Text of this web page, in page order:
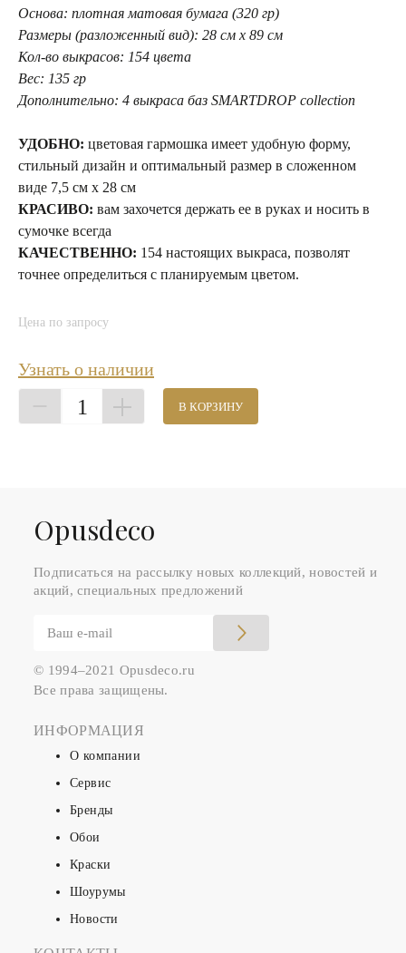
Основа: плотная матовая бумага (320 гр)
Размеры (разложенный вид): 28 см х 89 см
Кол-во выкрасов: 154 цвета
Вес: 135 гр
Дополнительно: 4 выкраса баз SMARTDROP collection
УДОБНО: цветовая гармошка имеет удобную форму,
стильный дизайн и оптимальный размер в сложенном
виде 7,5 см х 28 см
КРАСИВО: вам захочется держать ее в руках и носить в
сумочке всегда
КАЧЕСТВЕННО: 154 настоящих выкраса, позволят
точнее определиться с планируемым цветом.
Цена по запросу
Узнать о наличии
1 В КОРЗИНУ
Оpusdeco
Подписаться на рассылку новых коллекций, новостей и
акций, специальных предложений
© 1994–2021 Opusdeco.ru
Все права защищены.
ИНФОРМАЦИЯ
О компании
Сервис
Бренды
Обои
Краски
Шоурумы
Новости